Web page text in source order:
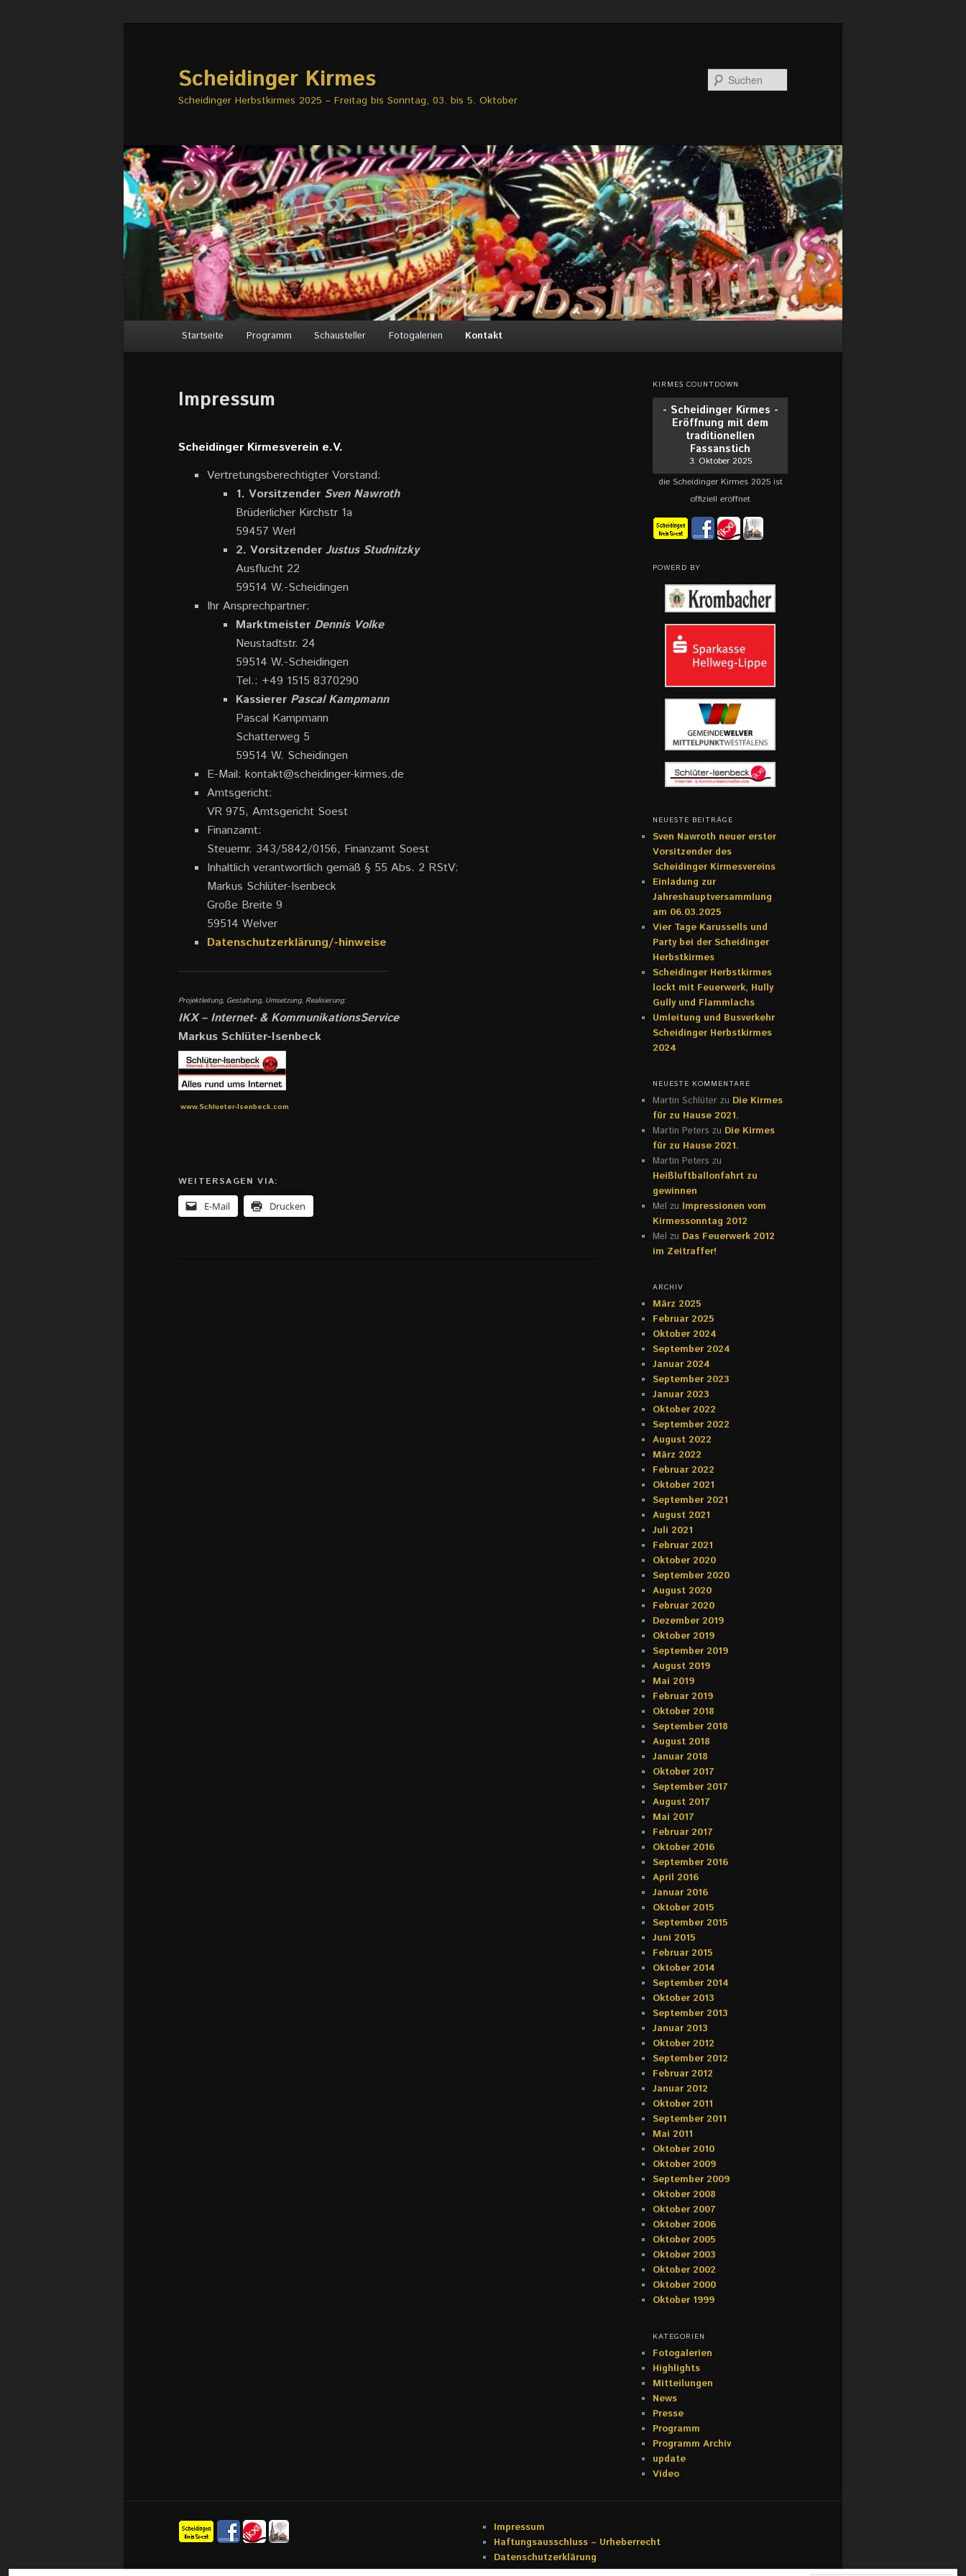
Scheidinger Kirmes
Scheidinger Herbstkirmes 2025 – Freitag bis Sonntag, 03. bis 5. Oktober
Startseite Programm Schausteller Fotogalerien Kontakt
Impressum
Scheidinger Kirmesverein e.V.
Vertretungsberechtigter Vorstand:
1. Vorsitzender Sven Nawroth
Brüderlicher Kirchstr 1a
59457 Werl
2. Vorsitzender Justus Studnitzky
Ausflucht 22
59514 W.-Scheidingen
Ihr Ansprechpartner:
Marktmeister Dennis Volke
Neustadtstr. 24
59514 W.-Scheidingen
Tel.: +49 1515 8370290
Kassierer Pascal Kampmann
Pascal Kampmann
Schatterweg 5
59514 W. Scheidingen
E-Mail: kontakt@scheidinger-kirmes.de
Amtsgericht:
VR 975, Amtsgericht Soest
Finanzamt:
Steuernr. 343/5842/0156, Finanzamt Soest
Inhaltlich verantwortlich gemäß § 55 Abs. 2 RStV:
Markus Schlüter-Isenbeck
Große Breite 9
59514 Welver
Datenschutzerklärung/-hinweise
Projektleitung, Gestaltung, Umsetzung, Realisierung:
IKX – Internet- & KommunikationsService
Markus Schlüter-Isenbeck
www.Schlueter-Isenbeck.com
WEITERSAGEN VIA:
E-Mail Drucken
KIRMES COUNTDOWN
- Scheidinger Kirmes -
Eröffnung mit dem
traditionellen
Fassanstich
3. Oktober 2025
die Scheidinger Kirmes 2025 ist
offiziell eröffnet
POWERD BY
NEUESTE BEITRÄGE
Sven Nawroth neuer erster
Vorsitzender des
Scheidinger Kirmesvereins
Einladung zur
Jahreshauptversammlung
am 06.03.2025
Vier Tage Karussells und
Party bei der Scheidinger
Herbstkirmes
Scheidinger Herbstkirmes
lockt mit Feuerwerk, Hully
Gully und Flammlachs
Umleitung und Busverkehr
Scheidinger Herbstkirmes
2024
NEUESTE KOMMENTARE
Martin Schlüter zu Die Kirmes
für zu Hause 2021.
Martin Peters zu Die Kirmes
für zu Hause 2021.
Martin Peters zu
Heißluftballonfahrt zu
gewinnen
Mel zu Impressionen vom
Kirmessonntag 2012
Mel zu Das Feuerwerk 2012
im Zeitraffer!
ARCHIV
März 2025
Februar 2025
Oktober 2024
September 2024
Januar 2024
September 2023
Januar 2023
Oktober 2022
September 2022
August 2022
März 2022
Februar 2022
Oktober 2021
September 2021
August 2021
Juli 2021
Februar 2021
Oktober 2020
September 2020
August 2020
Februar 2020
Dezember 2019
Oktober 2019
September 2019
August 2019
Mai 2019
Februar 2019
Oktober 2018
September 2018
August 2018
Januar 2018
Oktober 2017
September 2017
August 2017
Mai 2017
Februar 2017
Oktober 2016
September 2016
April 2016
Januar 2016
Oktober 2015
September 2015
Juni 2015
Februar 2015
Oktober 2014
September 2014
Oktober 2013
September 2013
Januar 2013
Oktober 2012
September 2012
Februar 2012
Januar 2012
Oktober 2011
September 2011
Mai 2011
Oktober 2010
Oktober 2009
September 2009
Oktober 2008
Oktober 2007
Oktober 2006
Oktober 2005
Oktober 2003
Oktober 2002
Oktober 2000
Oktober 1999
KATEGORIEN
Fotogalerien
Highlights
Mitteilungen
News
Presse
Programm
Programm Archiv
update
Video
Impressum
Haftungsausschluss – Urheberrecht
Datenschutzerklärung